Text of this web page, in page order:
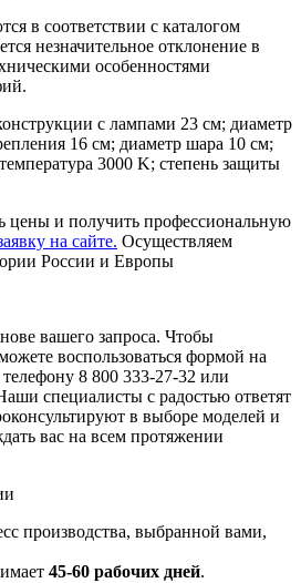
в соответствии с каталогом
незначительное отклонение в
особенностями
с лампами 23 см; диаметр
16 см; диаметр шара 10 см;
3000 K; степень защиты
цены и получить профессиональную
на сайте. Осуществляем
России и Европы
вашего запроса. Чтобы
воспользоваться формой на
8 800 333-27-32 или
специалисты с радостью ответят
в выборе моделей и
вас на всем протяжении
производства, выбранной вами,
45-60 рабочих дней.